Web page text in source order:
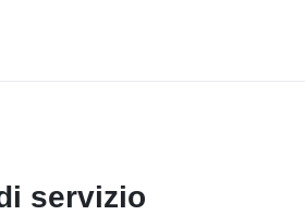
servizio